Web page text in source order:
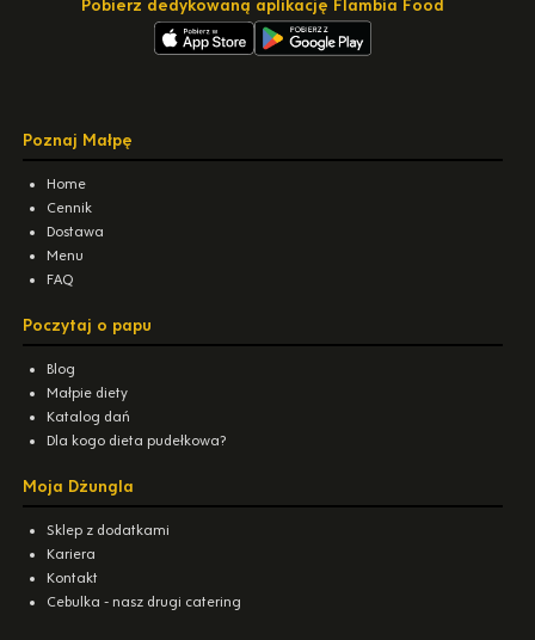
Pobierz dedykowaną aplikację Flambia Food
Poznaj Małpę
Home
Cennik
Dostawa
Menu
FAQ
Poczytaj o papu
Blog
Małpie diety
Katalog dań
Dla kogo dieta pudełkowa?
Moja Dżungla
Sklep z dodatkami
Kariera
Kontakt
Cebulka - nasz drugi catering